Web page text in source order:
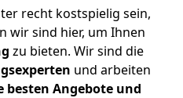
recht kostspielig sein,
wir sind hier, um Ihnen
zu bieten. Wir sind die
und arbeiten
besten Angebote und